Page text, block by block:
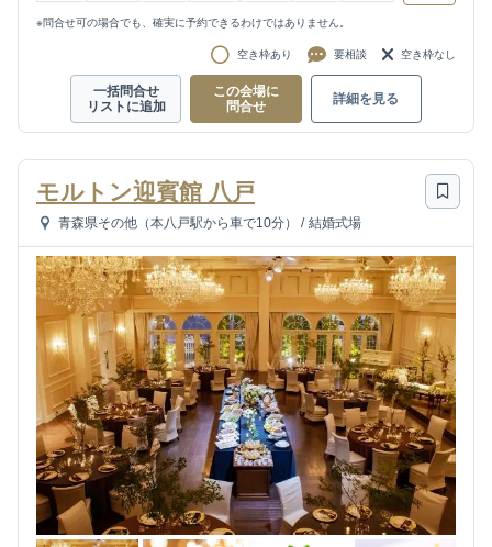
※問合せ可の場合でも、確実に予約できるわけではありません。
空き枠あり 要相談 空き枠なし
一括問合せ
リストに追加
この会場に
問合せ
詳細を見る
モルトン迎賓館 八戸
青森県その他（本八戸駅から車で10分） / 結婚式場